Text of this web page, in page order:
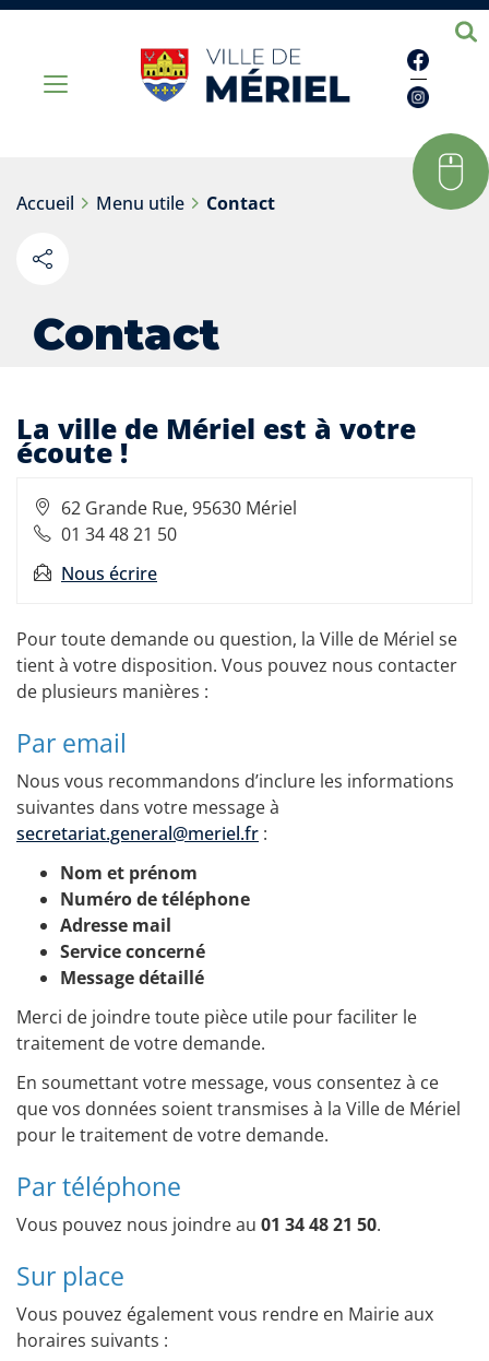
Accueil Menu utile Contact
Partager
sociaux
Contact
La ville de Mériel est à votre
écoute !
Adresse
:
62 Grande Rue, 95630 Mériel
Téléphone
:
01 34 48 21 50
Nous écrire
Pour toute demande ou question, la Ville de Mériel se
tient à votre disposition. Vous pouvez nous contacter
de plusieurs manières :
Par email
Nous vous recommandons d’inclure les informations
suivantes dans votre message à
secretariat.general@meriel.fr :
Nom et prénom
Numéro de téléphone
Adresse mail
Service concerné
Message détaillé
Merci de joindre toute pièce utile pour faciliter le
traitement de votre demande.
En soumettant votre message, vous consentez à ce
que vos données soient transmises à la Ville de Mériel
pour le traitement de votre demande.
Par téléphone
Vous pouvez nous joindre au 01 34 48 21 50.
Sur place
Vous pouvez également vous rendre en Mairie aux
horaires suivants :